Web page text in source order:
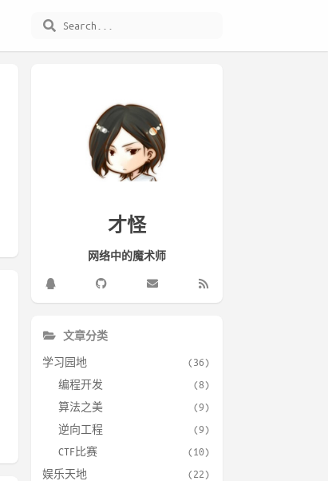
才怪
网络中的魔术师
文章分类
学习园地
(36)
编程开发
(8)
算法之美
(9)
逆向工程
(9)
CTF比赛
(10)
娱乐天地
(22)